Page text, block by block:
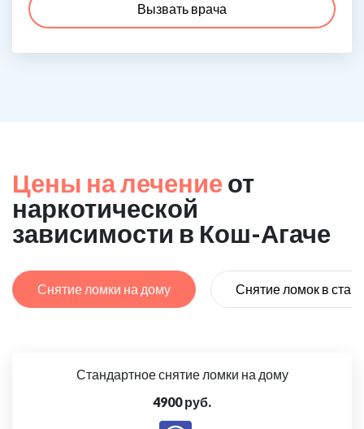
Вызвать врача
Цены на лечение от
наркотической
зависимости в Кош-Агаче
Снятие ломки на дому Снятие ломок в
Стандартное снятие ломки на дому
4900 руб.